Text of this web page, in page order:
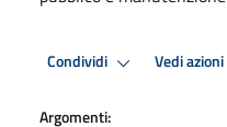
Condividi Vedi azioni
Argomenti: